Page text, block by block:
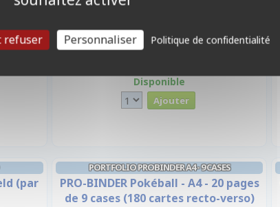
Disponible
(par
PORTFOLIO PROBINDER A4 - 9 CASES
PRO-BINDER Pokéball - A4 - 20 pages
de 9 cases (180 cartes recto-verso)
refuser Personnaliser Politique de confidentialité